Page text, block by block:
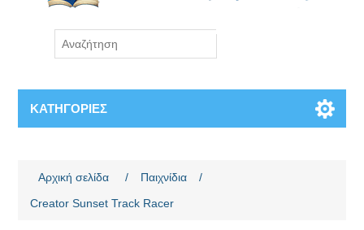
ΚΑΤΗΓΟΡΊΕΣ
Αρχική σελίδα / Παιχνίδια
/
Creator Sunset Track Racer